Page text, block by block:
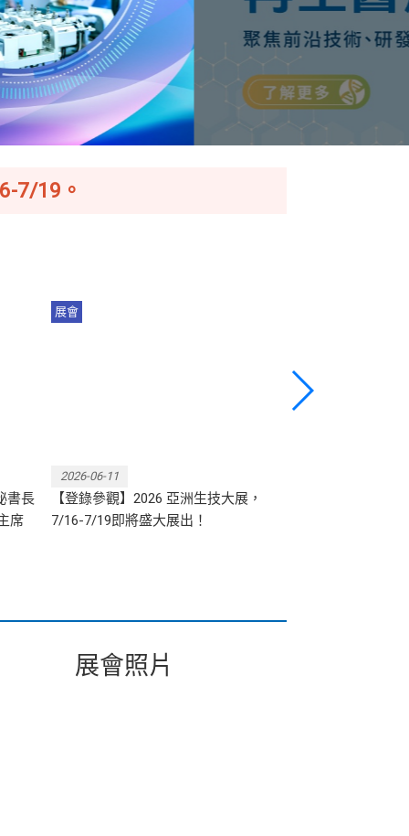
7/19。
書長
席
【登錄參觀】2026 亞洲生技大
展會
2026-06-11
【登錄參觀】2026 亞洲生技大展，
7/16-7/19即將盛大展出！
展會照片